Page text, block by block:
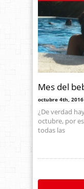
Mes del
octubre 4th,
¿De verdad
octubre, por
todas las